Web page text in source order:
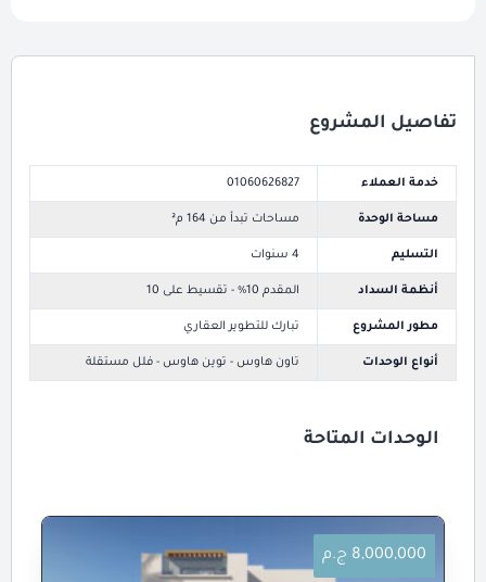
تفاصيل المشروع
خدمة العملاء 01060626827
مساحة الوحدة مساحات تبدأ من 164 م²
التسليم 4 سنوات
أنظمة السداد المقدم 10% - تقسيط على 10
مطور المشروع تبارك للتطوير العقاري
أنواع الوحدات تاون هاوس - توين هاوس - فلل مستقلة
الوحدات المتاحة
8,000,000 ج.م